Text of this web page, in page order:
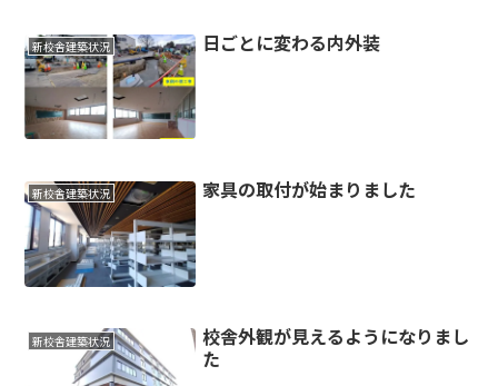
新校舎建築状況 日ごとに変わる内外装
新校舎建築状況 家具の取付が始まりました
新校舎建築状況
校舎外観が見えるようになりまし
た